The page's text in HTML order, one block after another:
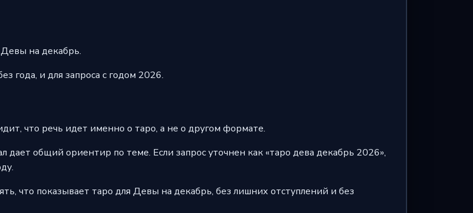
на декабрь.
года, и для запроса с годом 2026.
что речь идет именно о таро, а не о другом формате.
дает общий ориентир по теме. Если запрос уточнен как «таро дева декабрь 2026»,
что показывает таро для Девы на декабрь, без лишних отступлений и без